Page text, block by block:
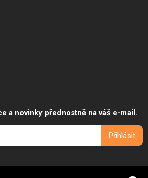
a novinky přednostně na váš e-mail.